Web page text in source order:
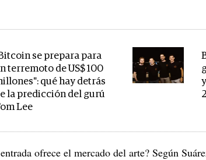
se prepara para
terremoto de US$ 100
qué hay detrás
la predicción del gurú
Lee
ofrece el mercado del arte? Según